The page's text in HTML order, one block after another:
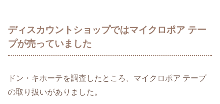
ディスカウントショップではマイクロポア テー
プが売っていました
ドン・キホーテを調査したところ、マイクロポア テープ
の取り扱いがありました。